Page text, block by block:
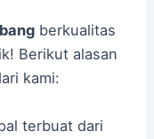
berkualitas
Berikut alasan
kami:
terbuat dari